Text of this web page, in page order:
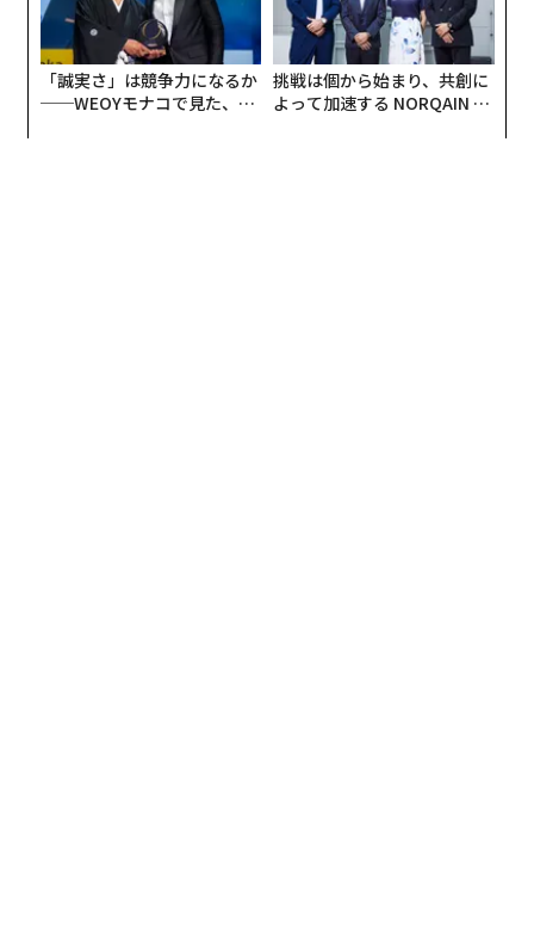
「誠実さ」は競争力になるか
──WEOYモナコで見た、く
挑戦は個から始まり、共創に
よって加速する NORQAIN JA